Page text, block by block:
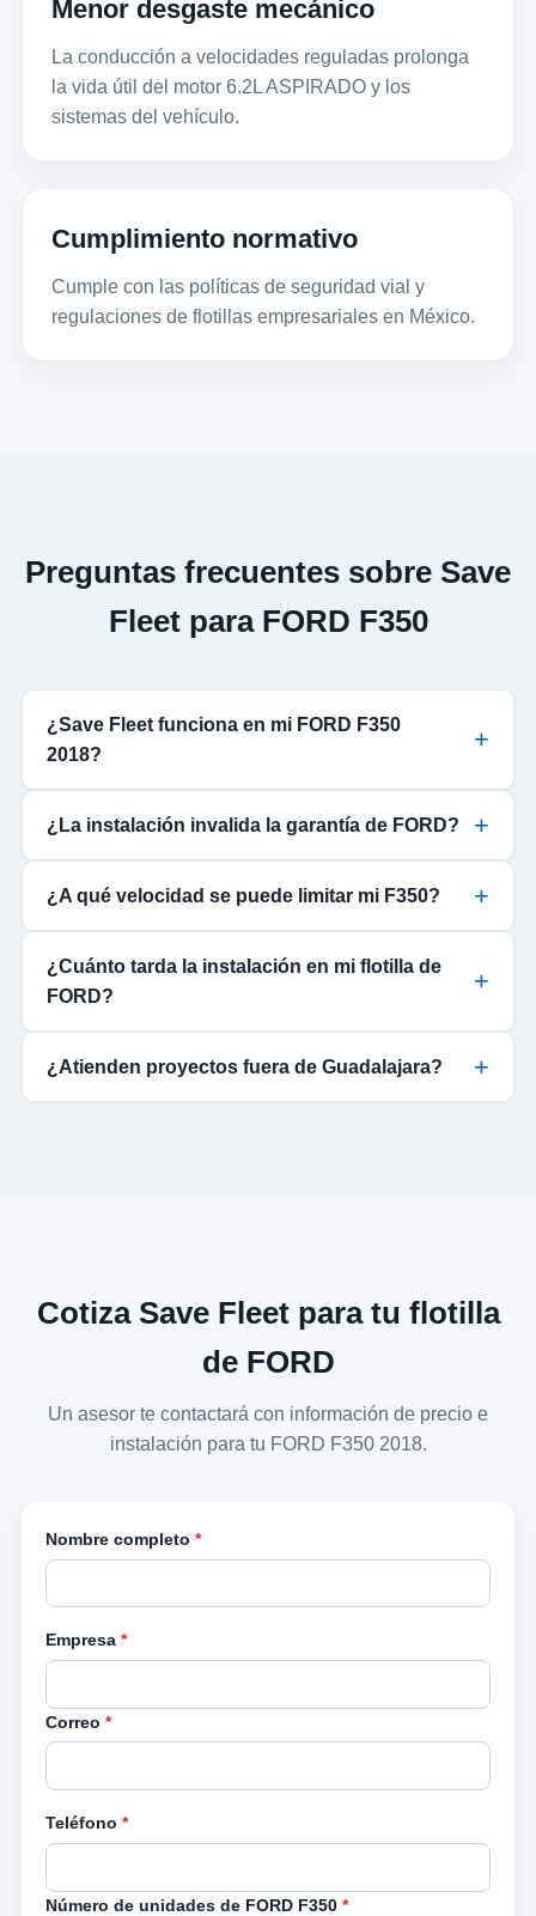
Menor desgaste mecánico
La conducción a velocidades reguladas prolonga
la vida útil del motor 6.2L ASPIRADO y los
sistemas del vehículo.
Cumplimiento normativo
Cumple con las políticas de seguridad vial y
regulaciones de flotillas empresariales en México.
Preguntas frecuentes sobre Save
Fleet para FORD F350
¿Save Fleet funciona en mi FORD F350
2018?
¿La instalación invalida la garantía de FORD?
¿A qué velocidad se puede limitar mi F350?
¿Cuánto tarda la instalación en mi flotilla de
FORD?
¿Atienden proyectos fuera de Guadalajara?
Cotiza Save Fleet para tu flotilla
de FORD
Un asesor te contactará con información de precio e
instalación para tu FORD F350 2018.
Nombre completo *
Empresa *
Correo *
Teléfono *
Número de unidades de FORD F350 *